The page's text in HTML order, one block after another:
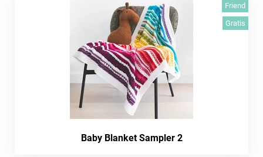
Friend
Gratis
Baby Blanket Sampler 2